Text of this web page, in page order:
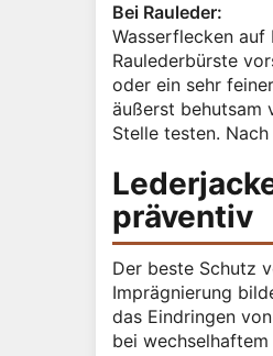
Bei Rauleder:
Wasserflecken
Raulederbürste
oder ein sehr
äußerst behutsam
Stelle testen.
präventiv
Der beste Schutz
Imprägnierung
das Eindringen
bei